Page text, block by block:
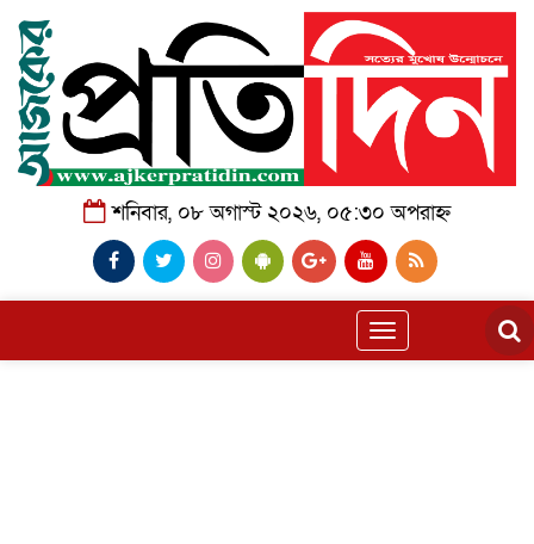
শনিবার, ০৮ অগাস্ট ২০২৬, ০৫:৩০ অপরাহ্ন
Toggle
navigation